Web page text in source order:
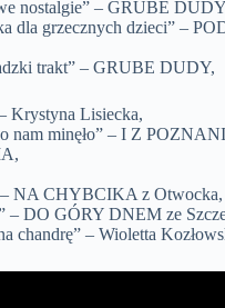
nostalgie” – GRUBE
dla grzecznych dzieci” –
trakt” – GRUBE DUDY,
Krystyna Lisiecka,
nam minęło” – I Z
– NA CHYBCIKA z Otwocka,
– DO GÓRY DNEM ze
chandrę” – Wioletta